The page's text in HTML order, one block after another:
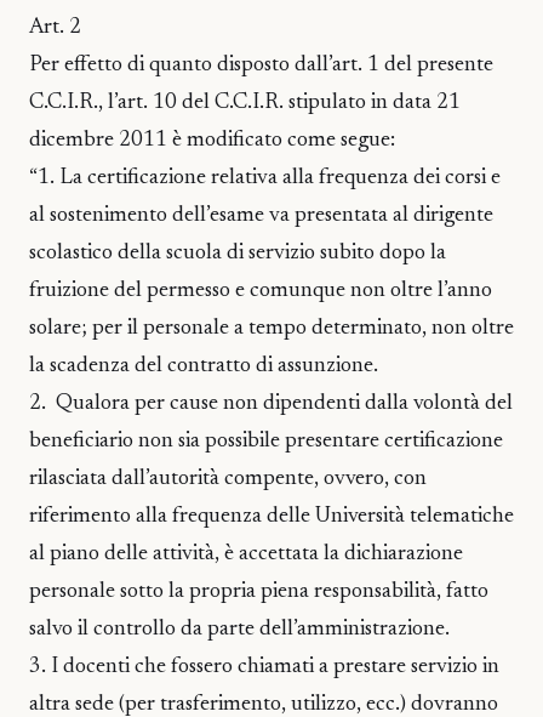
Art. 2
Per effetto di quanto disposto dall’art. 1 del presente
C.C.I.R., l’art. 10 del C.C.I.R. stipulato in data 21
dicembre 2011 è modificato come segue:
“1. La certificazione relativa alla frequenza dei corsi e
al sostenimento dell’esame va presentata al dirigente
scolastico della scuola di servizio subito dopo la
fruizione del permesso e comunque non oltre l’anno
solare; per il personale a tempo determinato, non oltre
la scadenza del contratto di assunzione.
2. Qualora per cause non dipendenti dalla volontà del
beneficiario non sia possibile presentare certificazione
rilasciata dall’autorità compente, ovvero, con
riferimento alla frequenza delle Università telematiche
al piano delle attività, è accettata la dichiarazione
personale sotto la propria piena responsabilità, fatto
salvo il controllo da parte dell’amministrazione.
3. I docenti che fossero chiamati a prestare servizio in
altra sede (per trasferimento, utilizzo, ecc.) dovranno